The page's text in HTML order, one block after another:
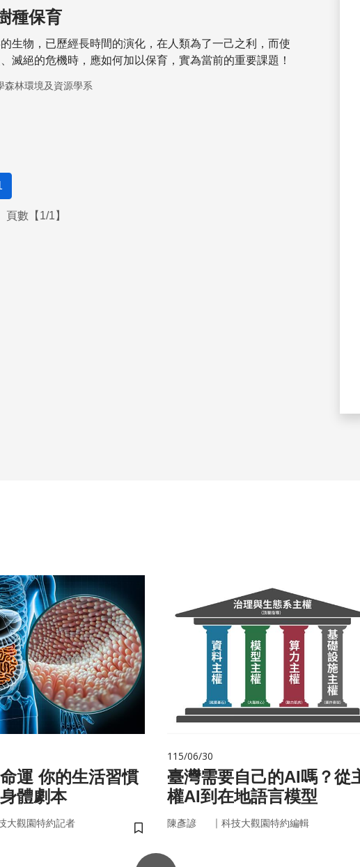
種保育
生物，已歷經長時間的演化，在人類為了一己之利，而使
滅絕的危機時，應如何加以保育，實為當前的重要課題！
森林環境及資源學系
數【1/1】
生活習慣
體劇本
大觀園特約記者
儲存書籤
115/06/30
臺灣需要自己的AI嗎？從
權AI到在地語言模型
陳彥諺 ｜ 科技大觀園特約編輯